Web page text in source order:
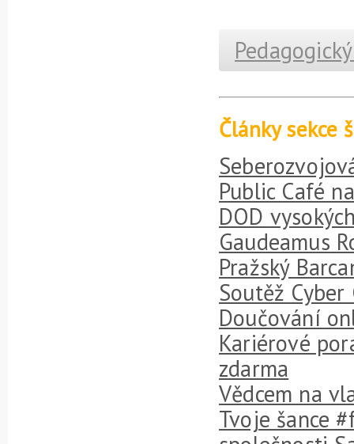
Články sekce
Public Café
DOD
Gaudeamus
Pražský
Soutěž Cyber
Doučování
Kariérové
zdarma
Vědcem na
Tvoje šance